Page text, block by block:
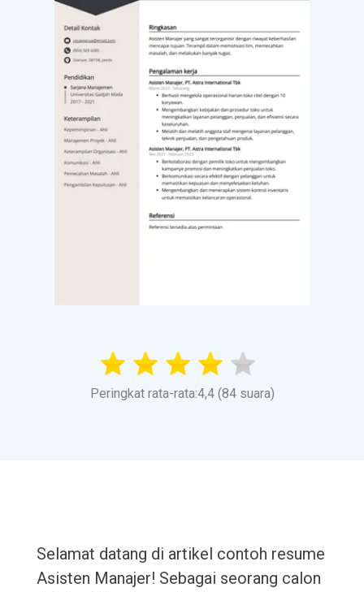
Peringkat rata-rata:4,4 (84 suara)
Selamat datang di artikel contoh resume
Asisten Manajer! Sebagai seorang calon